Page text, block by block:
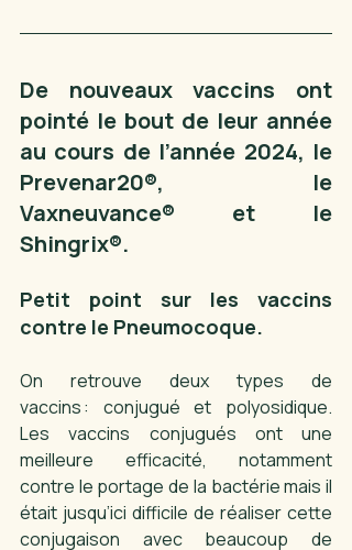
De nouveaux vaccins ont
pointé le bout de leur année
au cours de l’année 2024, le
Prevenar20®, le
Vaxneuvance® et le
Shingrix®.
Petit point sur les vaccins
contre le Pneumocoque.
On retrouve deux types de
vaccins : conjugué et polyosidique.
Les vaccins conjugués ont une
meilleure efficacité, notamment
contre le portage de la bactérie mais il
était jusqu’ici difficile de réaliser cette
conjugaison avec beaucoup de